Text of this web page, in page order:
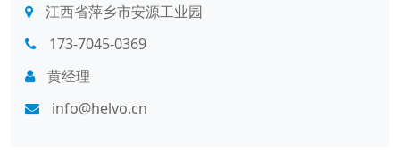
江西省萍乡市安源工业园
173-7045-0369
黄经理
info@helvo.cn